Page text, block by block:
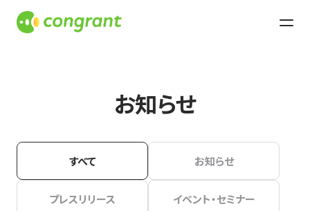
お知らせ
すべて お知らせ
プレスリリース イベント・セミナー